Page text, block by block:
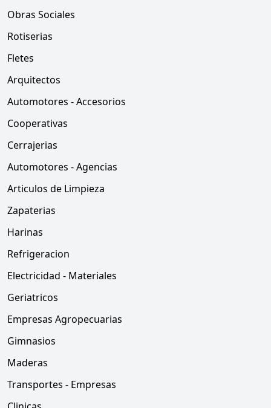
Obras Sociales
Rotiserias
Fletes
Arquitectos
Automotores - Accesorios
Cooperativas
Cerrajerias
Automotores - Agencias
Articulos de Limpieza
Zapaterias
Harinas
Refrigeracion
Electricidad - Materiales
Geriatricos
Empresas Agropecuarias
Gimnasios
Maderas
Transportes - Empresas